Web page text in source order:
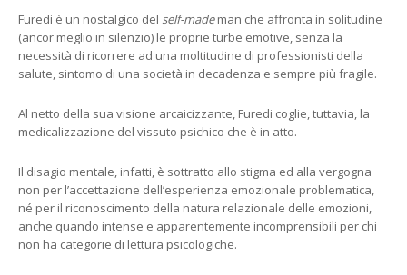
Furedi è un nostalgico del self-mademan che affronta in solitudine
(ancor meglio in silenzio) le proprie turbe emotive, senza la
necessità di ricorrere ad una moltitudine di professionisti della
salute, sintomo di una società in decadenza e sempre più fragile.
Al netto della sua visione arcaicizzante, Furedi coglie, tuttavia, la
medicalizzazione del vissuto psichico che è in atto.
Il disagio mentale, infatti, è sottratto allo stigma ed alla vergogna
non per l’accettazione dell’esperienza emozionale problematica,
né per il riconoscimento della natura relazionale delle emozioni,
anche quando intense e apparentemente incomprensibili per chi
non ha categorie di lettura psicologiche.